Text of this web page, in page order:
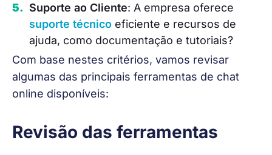
Suporte ao Cliente: A empresa oferece
suporte técnico eficiente e recursos de
ajuda, como documentação e tutoriais?
Com base nestes critérios, vamos revisar
algumas das principais ferramentas de chat
online disponíveis:
Revisão das ferramentas